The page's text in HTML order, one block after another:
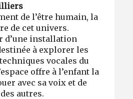
de l’être humain, la
de cet univers.
d’une installation
à explorer les
vocales du
offre à l’enfant la
avec sa voix et de
autres.